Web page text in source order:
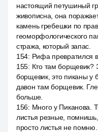
настоящий петушиный
живописна, она
камень гребешки по
геоморфологического
стража, который запас.
154: Рифа превратился
155: Кто там борщевик?
борщевик, это пиканы у
давон там борщевик.
больше.
156: Много у Пиканова.
листья резные,
просто листья не